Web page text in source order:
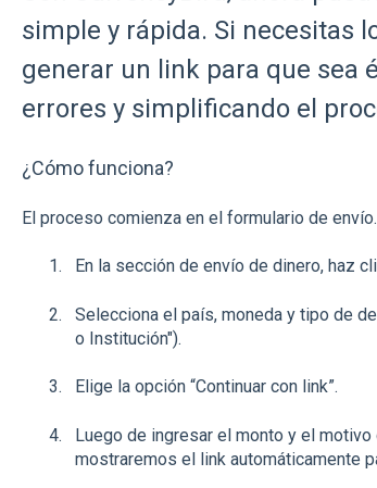
simple y rápida. Si necesitas
generar un link para que sea
errores y simplificando el
¿Cómo funciona?
El proceso comienza en el formulario de
En la sección de envío de dinero, haz
Selecciona el país, moneda y tipo de
o Institución").
Elige la opción “Continuar con link”.
Luego de ingresar el monto y el
mostraremos el link automáticamente